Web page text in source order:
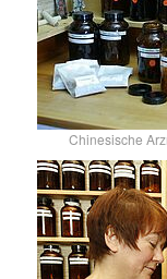
Chinesische